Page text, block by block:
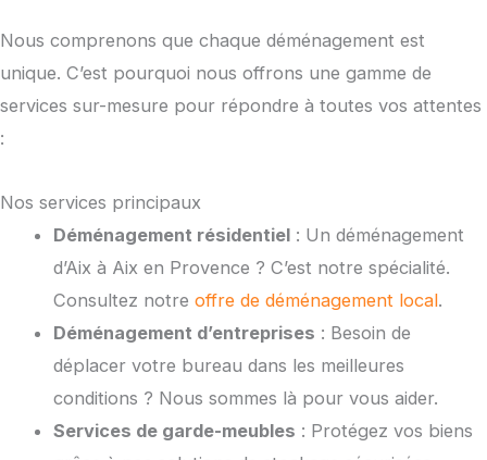
Nous comprenons que chaque déménagement est
unique. C’est pourquoi nous offrons une gamme de
services sur-mesure pour répondre à toutes vos attentes
:
Nos services principaux
Déménagement résidentiel : Un déménagement
d’Aix à Aix en Provence ? C’est notre spécialité.
Consultez notreoffre de déménagement local.
Déménagement d’entreprises : Besoin de
déplacer votre bureau dans les meilleures
conditions ? Nous sommes là pour vous aider.
Services de garde-meubles : Protégez vos biens